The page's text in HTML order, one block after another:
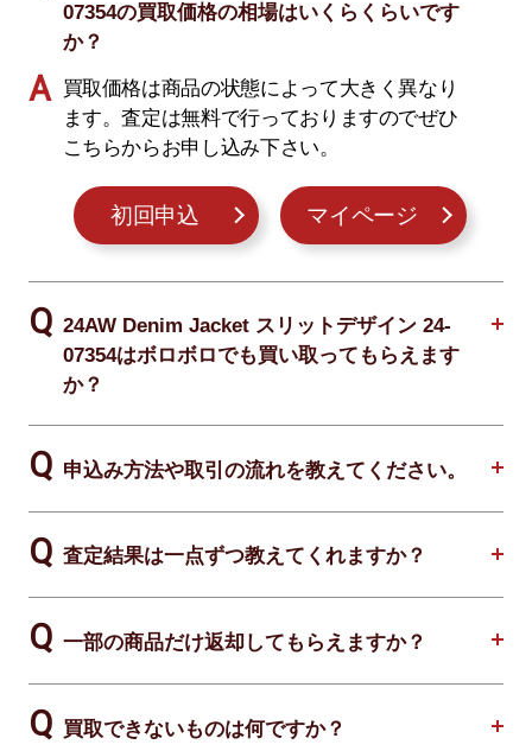
07354の買取価格の相場はいくらくらいです
か？
買取価格は商品の状態によって大きく異なり
ます。査定は無料で行っておりますのでぜひ
こちらからお申し込み下さい。
初回申込 マイページ
24AW Denim Jacket スリットデザイン 24-
07354はボロボロでも買い取ってもらえます
か？
申込み方法や取引の流れを教えてください。
査定結果は一点ずつ教えてくれますか？
一部の商品だけ返却してもらえますか？
買取できないものは何ですか？